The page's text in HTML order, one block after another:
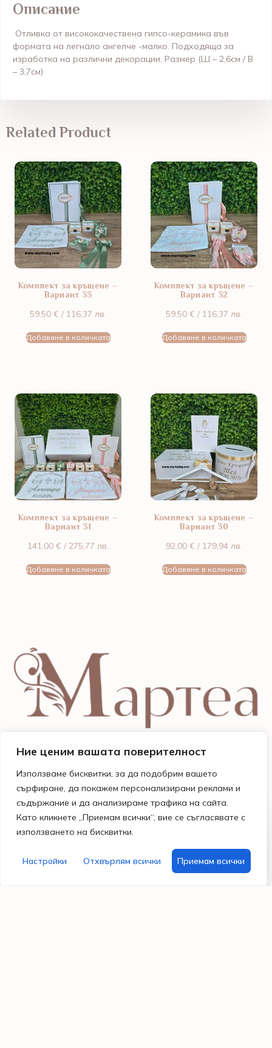
Ние ценим вашата поверителност
Използваме бисквитки, за да подобрим вашето
сърфиране, да покажем персонализирани реклами и
съдържание и да анализираме трафика на сайта.
Като кликнете „Приемам всички“, вие се съгласявате с
използването на бисквитки.
Настройки Отхвърлям всички Приемам всички
Описание
Отливка от висококачествена гипсо-керамика във
формата на легнало ангелче -малко. Подходяща за
изработка на различни декорации. Размер (Ш – 2,6см / В
– 3,7см)
Related Product
Комплект за кръщене –
Вариант 33
59,50 € / 116,37 лв.
Добавяне в количката
Комплект за кръщене –
Вариант 32
59,50 € / 116,37 лв.
Добавяне в количката
Комплект за кръщене –
Вариант 31
141,00 € / 275,77 лв.
Добавяне в количката
Комплект за кръщене –
Вариант 30
92,00 € / 179,94 лв.
Добавяне в количката
Магазини
и
време
Бързи
линкове
Информация
условия
Политика за
Помощ
контакти
Моят
акаунт